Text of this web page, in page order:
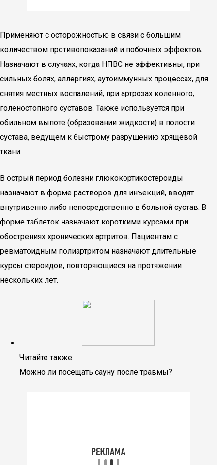
Применяют с осторожностью в связи с большим
количеством противопоказаний и побочных эффектов.
Назначают в случаях, когда НПВС не эффективны, при
сильных болях, аллергиях, аутоиммунных процессах, для
снятия местных воспалений, при артрозах коленного,
голеностопного суставов. Также используется при
обильном выпоте (образовании жидкости) в полости
сустава, ведущем к быстрому разрушению хрящевой
ткани.
В острый период болезни глюкокортикостероиды
назначают в форме растворов для инъекций, вводят
внутривенно либо непосредственно в больной сустав. В
форме таблеток назначают короткими курсами при
обострениях хронических артритов. Пациентам с
ревматоидным полиартритом назначают длительные
курсы стероидов, повторяющиеся на протяжении
нескольких лет.
Читайте также:
Можно ли посещать сауну после травмы?